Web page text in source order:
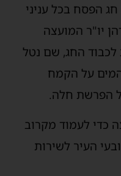
הפסח בכל עניני
יו"ר המועצה
החג, שם נטל
על הקמח
הפרשת חלה.
כדי לעמוד מקרוב
העיר לשירות